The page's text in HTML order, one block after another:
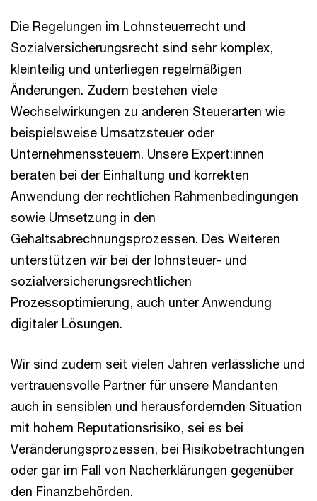
Die Regelungen im Lohnsteuerrecht und
Sozialversicherungsrecht sind sehr komplex,
kleinteilig und unterliegen regelmäßigen
Änderungen. Zudem bestehen viele
Wechselwirkungen zu anderen Steuerarten wie
beispielsweise Umsatzsteuer oder
Unternehmenssteuern. Unsere Expert:innen
beraten bei der Einhaltung und korrekten
Anwendung der rechtlichen Rahmenbedingungen
sowie Umsetzung in den
Gehaltsabrechnungsprozessen. Des Weiteren
unterstützen wir bei der lohnsteuer- und
sozialversicherungsrechtlichen
Prozessoptimierung, auch unter Anwendung
digitaler Lösungen.
Wir sind zudem seit vielen Jahren verlässliche und
vertrauensvolle Partner für unsere Mandanten
auch in sensiblen und herausfordernden Situation
mit hohem Reputationsrisiko, sei es bei
Veränderungsprozessen, bei Risikobetrachtungen
oder gar im Fall von Nacherklärungen gegenüber
den Finanzbehörden.